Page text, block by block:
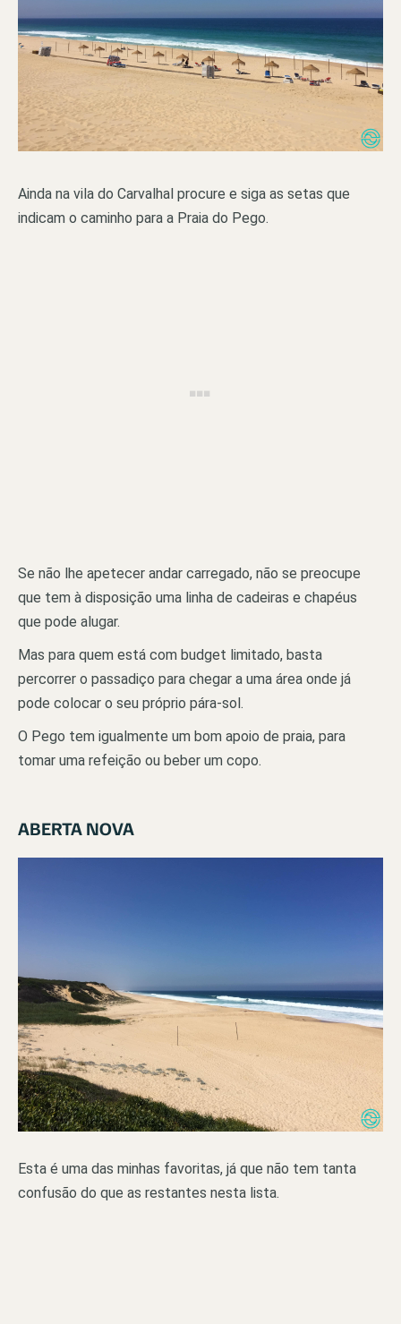
Ainda na vila do Carvalhal procure e siga as setas que
indicam o caminho para a Praia do Pego.
Se não lhe apetecer andar carregado, não se preocupe
que tem à disposição uma linha de cadeiras e chapéus
que pode alugar.
Mas para quem está com budget limitado, basta
percorrer o passadiço para chegar a uma área onde já
pode colocar o seu próprio pára-sol.
O Pego tem igualmente um bom apoio de praia, para
tomar uma refeição ou beber um copo.
ABERTA NOVA
Esta é uma das minhas favoritas, já que não tem tanta
confusão do que as restantes nesta lista.